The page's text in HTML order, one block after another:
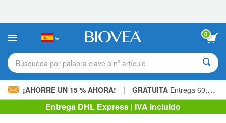
sitio
incluye
sistema
de
0
Búsqueda por palabra clave o nº artículo
¡AHORRE UN 15 % AHORA! | GRATUITA Entrega 60,00 € »
Entrega DHL Express | IVA incluido